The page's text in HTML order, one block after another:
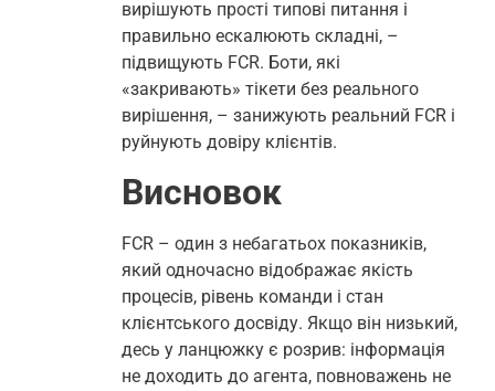
вирішують прості типові питання і
правильно ескалюють складні, –
підвищують FCR. Боти, які
«закривають» тікети без реального
вирішення, – занижують реальний FCR і
руйнують довіру клієнтів.
Висновок
FCR – один з небагатьох показників,
який одночасно відображає якість
процесів, рівень команди і стан
клієнтського досвіду. Якщо він низький,
десь у ланцюжку є розрив: інформація
не доходить до агента, повноважень не